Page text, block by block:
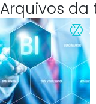
Arquivos da